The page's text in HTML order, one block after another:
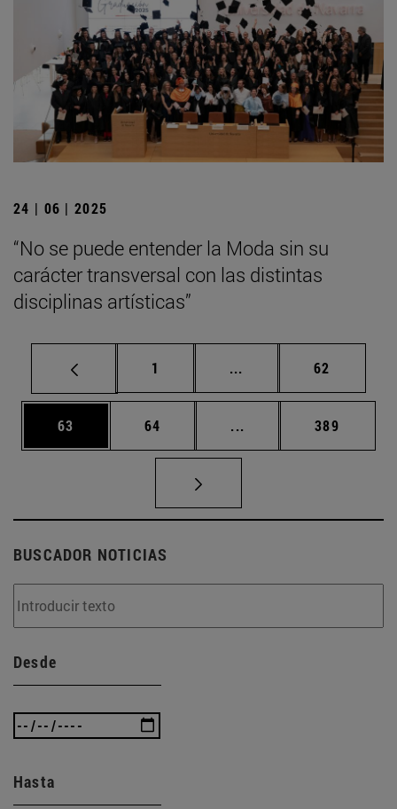
24 | 06 | 2025
“No se puede entender la Moda sin su
carácter transversal con las distintas
disciplinas artísticas”
Página
1 ... Páginas intermedias
Página
62
Página
63 Página
64 ... Páginas intermedias
Página
389
BUSCADOR NOTICIAS
Desde
Hasta